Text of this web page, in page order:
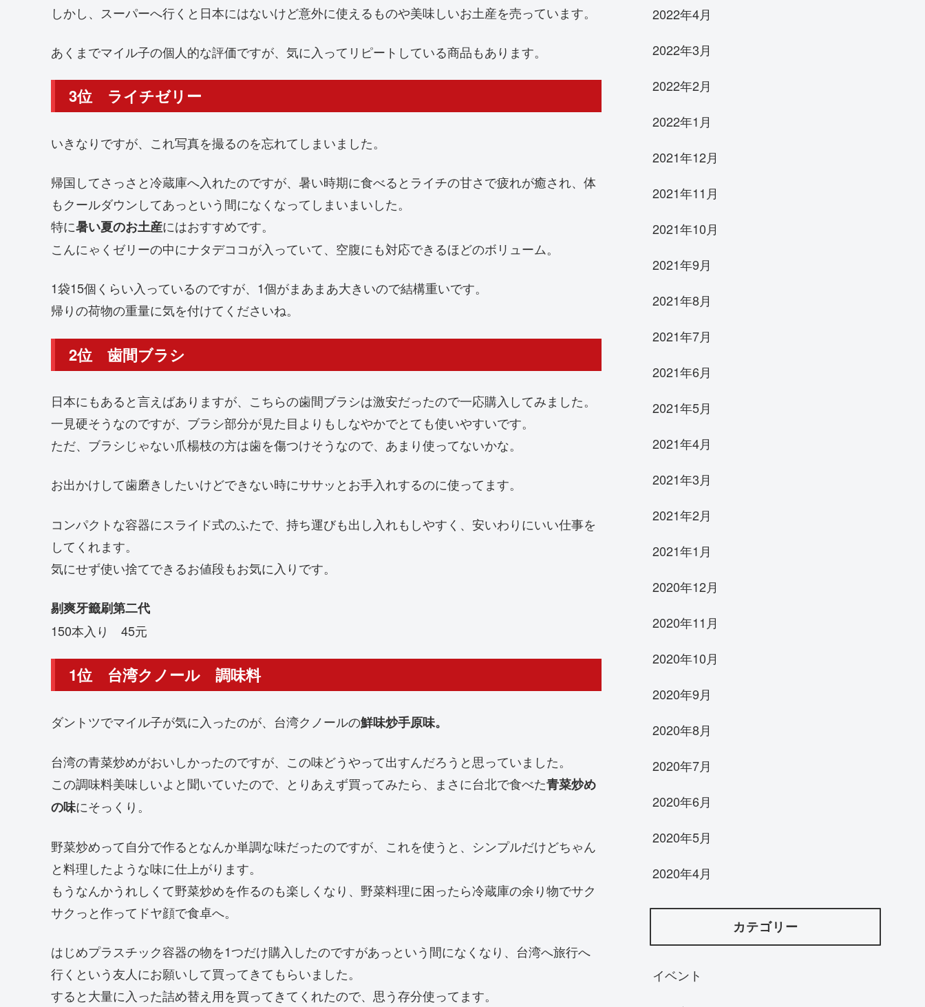
しかし、スーパーへ行くと日本にはないけど意外に使えるものや美味しいお土産を売っています。
あくまでマイル子の個人的な評価ですが、気に入ってリピートしている商品もあります。
3位 ライチゼリー
いきなりですが、これ写真を撮るのを忘れてしまいました。
帰国してさっさと冷蔵庫へ入れたのですが、暑い時期に食べるとライチの甘さで疲れが癒され、体
もクールダウンしてあっという間になくなってしまいまいした。
特に暑い夏のお土産にはおすすめです。
こんにゃくゼリーの中にナタデココが入っていて、空腹にも対応できるほどのボリューム。
1袋15個くらい入っているのですが、1個がまあまあ大きいので結構重いです。
帰りの荷物の重量に気を付けてくださいね。
2位 歯間ブラシ
日本にもあると言えばありますが、こちらの歯間ブラシは激安だったので一応購入してみました。
一見硬そうなのですが、ブラシ部分が見た目よりもしなやかでとても使いやすいです。
ただ、ブラシじゃない爪楊枝の方は歯を傷つけそうなので、あまり使ってないかな。
お出かけして歯磨きしたいけどできない時にササッとお手入れするのに使ってます。
コンパクトな容器にスライド式のふたで、持ち運びも出し入れもしやすく、安いわりにいい仕事を
してくれます。
気にせず使い捨てできるお値段もお気に入りです。
剔爽牙籤刷第二代
150本入り 45元
1位 台湾クノール 調味料
ダントツでマイル子が気に入ったのが、台湾クノールの鮮味炒手原味。
台湾の青菜炒めがおいしかったのですが、この味どうやって出すんだろうと思っていました。
この調味料美味しいよと聞いていたので、とりあえず買ってみたら、まさに台北で食べた青菜炒め
の味にそっくり。
野菜炒めって自分で作るとなんか単調な味だったのですが、これを使うと、シンプルだけどちゃん
と料理したような味に仕上がります。
もうなんかうれしくて野菜炒めを作るのも楽しくなり、野菜料理に困ったら冷蔵庫の余り物でサク
サクっと作ってドヤ顔で食卓へ。
はじめプラスチック容器の物を1つだけ購入したのですがあっという間になくなり、台湾へ旅行へ
行くという友人にお願いして買ってきてもらいました。
すると大量に入った詰め替え用を買ってきてくれたので、思う存分使ってます。
2022年4月
2022年3月
2022年2月
2022年1月
2021年12月
2021年11月
2021年10月
2021年9月
2021年8月
2021年7月
2021年6月
2021年5月
2021年4月
2021年3月
2021年2月
2021年1月
2020年12月
2020年11月
2020年10月
2020年9月
2020年8月
2020年7月
2020年6月
2020年5月
2020年4月
カテゴリー
イベント